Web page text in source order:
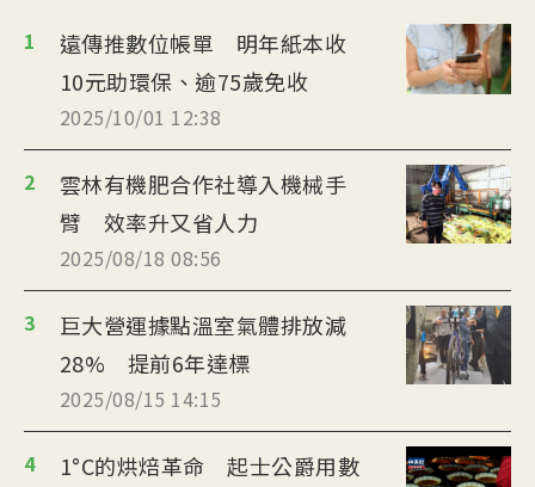
1
遠傳推數位帳單 明年紙本收
10元助環保、逾75歲免收
2025/10/01 12:38
2
雲林有機肥合作社導入機械手
臂 效率升又省人力
2025/08/18 08:56
3
巨大營運據點溫室氣體排放減
28% 提前6年達標
2025/08/15 14:15
4
1°C的烘焙革命 起士公爵用數